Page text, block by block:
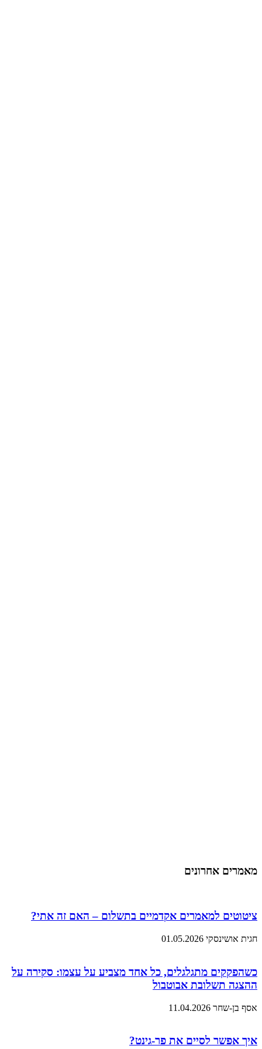
מאמרים אחרונים
ציטוטים למאמרים אקדמיים בתשלום – האם זה אתי?
חגית אושינסקי 01.05.2026
כשהפקקים מתגלגלים, כל אחד מצביע על עצמו: סקירה על
ההצגה תשלובת אבוטבול
אסף בן-שחר 11.04.2026
איך אפשר לסיים את פר-גינט?